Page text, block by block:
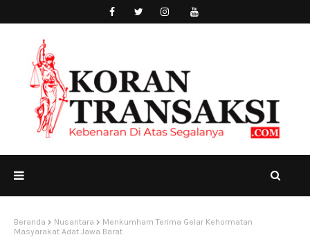
Beranda Nusantara
Menkumham Terima Gelar Kehormatan
Masyarakat Adat Jawa Barat